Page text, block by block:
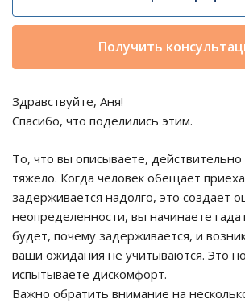
Получить
Здравствуйте, Аня!
Спасибо, что поделились этим.
То, что вы описываете,
тяжело. Когда человек обещает
задерживается надолго, это создает
неопределенности, вы начинаете
будет, почему задерживается, и
ваши ожидания не учитываются. Это
испытываете дискомфорт.
Важно обратить внимание на